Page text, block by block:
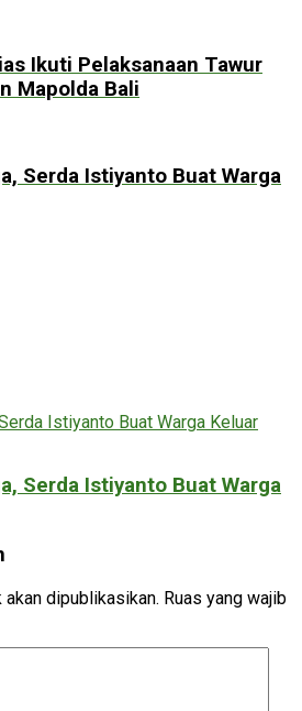
Ikuti Pelaksanaan Tawur
Mapolda Bali
Serda Istiyanto Buat Warga
Serda Istiyanto Buat Warga
dipublikasikan. Ruas yang wajib